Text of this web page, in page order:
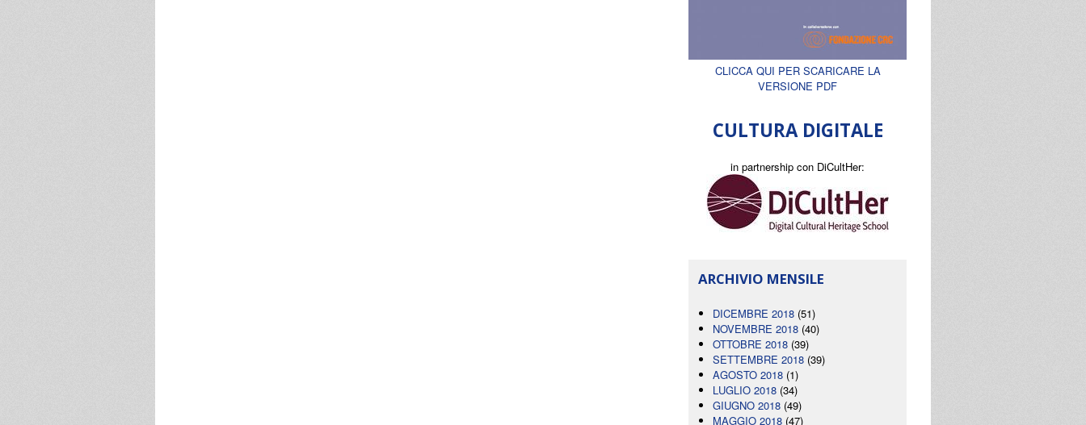
CLICCA QUI PER SCARICARE LA
VERSIONE PDF
CULTURA DIGITALE
in partnership con DiCultHer:
ARCHIVIO MENSILE
DICEMBRE 2018 (51)
NOVEMBRE 2018 (40)
OTTOBRE 2018 (39)
SETTEMBRE 2018 (39)
AGOSTO 2018 (1)
LUGLIO 2018 (34)
GIUGNO 2018 (49)
MAGGIO 2018 (47)